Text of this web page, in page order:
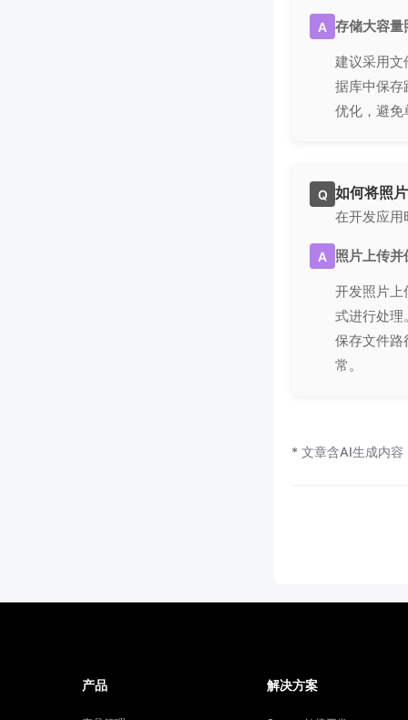
A 存储大容量
建议采用文
据库中保存
优化，避免
Q 如何将照
在开发应用
A 照片上传
开发照片
式进行处理
保存文件路
常。
* 文章含AI生成内容
产品 解决方案